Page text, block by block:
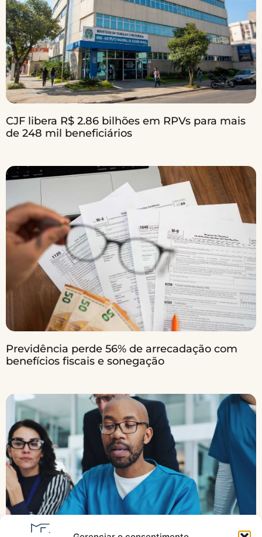
CJF libera R$ 2.86 bilhões em RPVs para mais
de 248 mil beneficiários
Previdência perde 56% de arrecadação com
benefícios fiscais e sonegação